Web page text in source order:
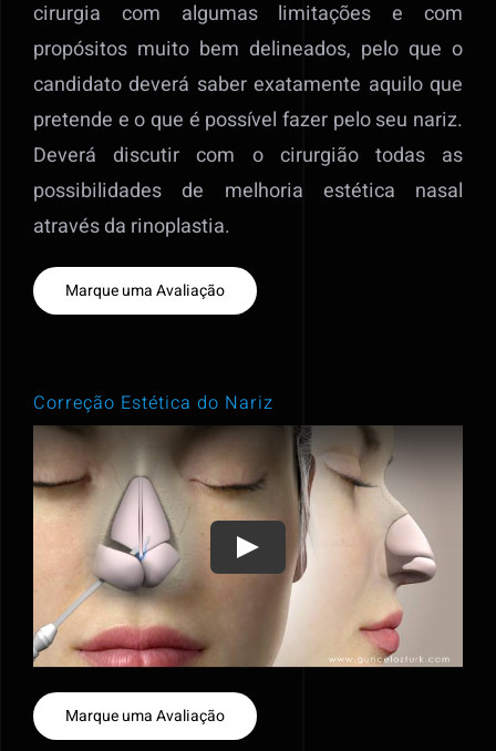
cirurgia com algumas limitações e com
propósitos muito bem delineados, pelo que o
candidato deverá saber exatamente aquilo que
pretende e o que é possível fazer pelo seu nariz.
Deverá discutir com o cirurgião todas as
possibilidades de melhoria estética nasal
através da rinoplastia.
Marque uma Avaliação
Correção Estética do Nariz
Marque uma Avaliação